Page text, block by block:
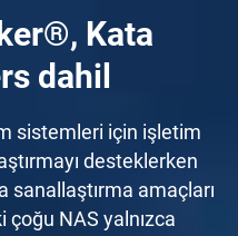
Kata
dahil
sistemleri için işletim
desteklerken
sanallaştırma amaçları
çoğu NAS yalnızca